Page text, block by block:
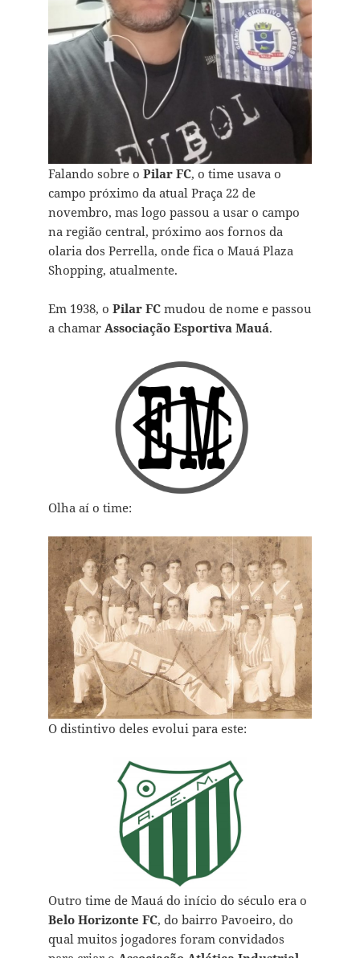
Falando sobre o Pilar FC, o time usava o
campo próximo da atual Praça 22 de
novembro, mas logo passou a usar o campo
na região central, próximo aos fornos da
olaria dos Perrella, onde fica o Mauá Plaza
Shopping, atualmente.
Em 1938, o Pilar FCmudou de nome e passou
a chamar Associação Esportiva Mauá.
Olha aí o time:
O distintivo deles evolui para este:
Outro time de Mauá do início do século era o
Belo Horizonte FC, do bairro Pavoeiro, do
qual muitos jogadores foram convidados